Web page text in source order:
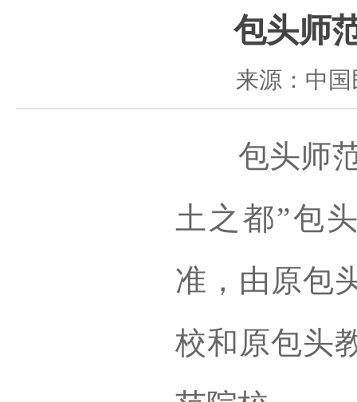
包头师
来源：中
包头师范
土之都”包
准，由原包
校和原包头